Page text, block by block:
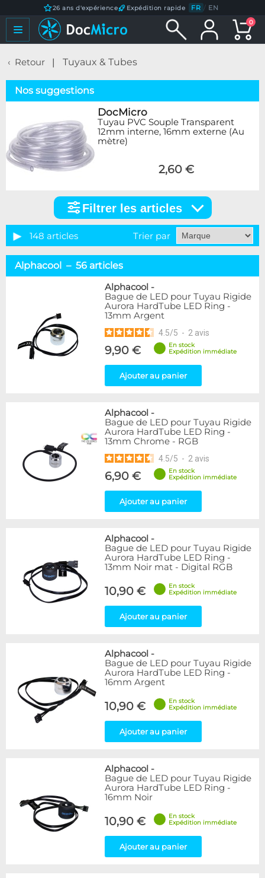
26 ans d'expérience Expédition rapide FR / EN
0
Retour Tuyaux & Tubes
Nos suggestions
DocMicro
Tuyau PVC Souple Transparent
12mm interne, 16mm externe (Au
mètre)
2,60 €
articles
Catégorie
Tuyaux souples
37
Accessoires pour tuyaux
59
Marque
Alphacool
56
DocMicro
27
17
2
15
3
Mayhems
12
Monsoon
3
Tygon
XSPC
7
9
15
Plexi
5
Rouge
Transparent
40
Vert
Disponibilité / Promotions
Articles en promotions
Appliquer
Filtrer les articles
148 articles Trier par
Alphacool – 56 articles
Alphacool -
Bague de LED pour Tuyau Rigide
Aurora HardTube LED Ring -
13mm Argent
4.5/5 - 2 avis
9,90 €
En stock
Expédition immédiate
Ajouter au panier
Alphacool -
Bague de LED pour Tuyau Rigide
Aurora HardTube LED Ring -
13mm Chrome - RGB
4.5/5 - 2 avis
6,90 €
En stock
Expédition immédiate
Ajouter au panier
Alphacool -
Bague de LED pour Tuyau Rigide
Aurora HardTube LED Ring -
13mm Noir mat - Digital RGB
10,90 €
En stock
Expédition immédiate
Ajouter au panier
Alphacool -
Bague de LED pour Tuyau Rigide
Aurora HardTube LED Ring -
16mm Argent
10,90 €
En stock
Expédition immédiate
Ajouter au panier
Alphacool -
Bague de LED pour Tuyau Rigide
Aurora HardTube LED Ring -
16mm Noir
10,90 €
En stock
Expédition immédiate
Ajouter au panier